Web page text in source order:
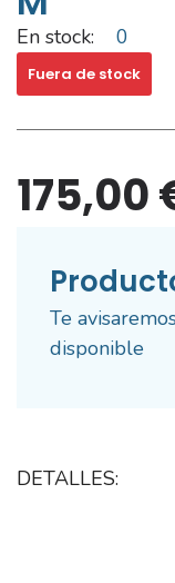
En stock: 0
Fuera de stock
175,00
Te
disponible
DETALLES: